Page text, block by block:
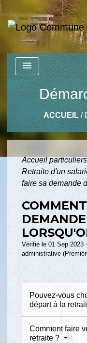
menu
ACCUEIL/
Accueil particuliers
Retraite d'un
faire sa demande
Vérifié le 01 Sep 2023
administrative
Pouvez-vous
départ à la
Comment faire
retraite ?